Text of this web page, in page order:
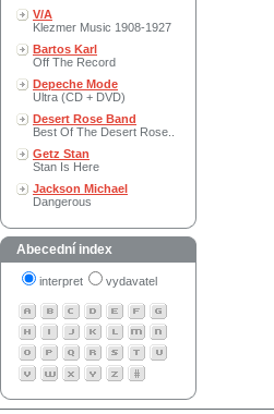
V/A
Klezmer Music 1908-1927
Bartos Karl
Off The Record
Depeche Mode
Ultra (CD + DVD)
Desert Rose Band
Best Of The Desert Rose..
Getz Stan
Stan Is Here
Jackson Michael
Dangerous
Abecední index
interpret vydavatel